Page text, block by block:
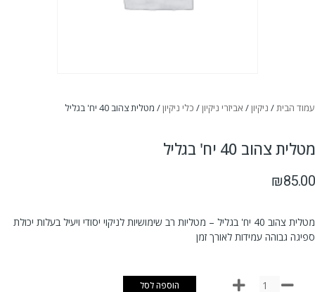
עמוד הבית/ ניקיון/ אביזרי ניקיון/ כלי ניקיון/ מטלית צהוב 40 יח' בגליל
מטלית צהוב 40 יח' בגליל
₪85.00
מטלית צהוב 40 יח' בגליל – מטליות רב שימושיות לניקוי יסודי ויעיל בעלות יכולת
ספיגה גבוהה עמידות לאורך זמן
הוספה לסל